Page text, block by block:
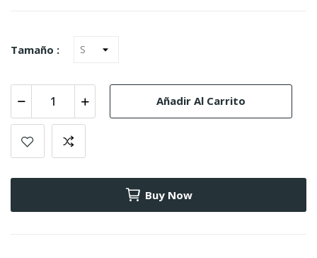
Tamaño :
Añadir Al Carrito
Buy Now